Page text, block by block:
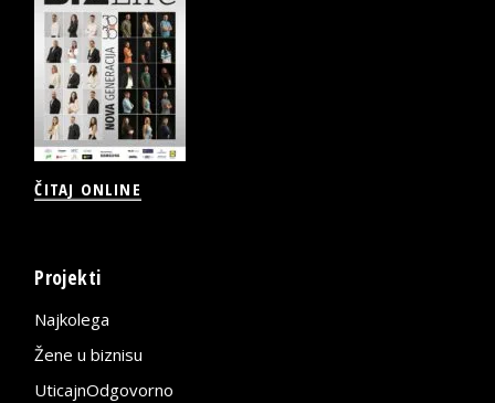
ČITAJ ONLINE
Projekti
Najkolega
Žene u biznisu
UticajnOdgovorno